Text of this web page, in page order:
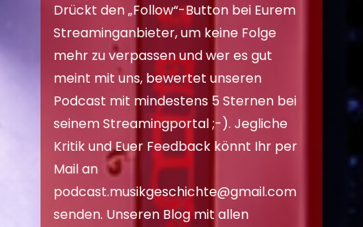
Drückt den „Follow“-Button bei Eurem
Streaminganbieter, um keine Folge
mehr zu verpassen und wer es gut
meint mit uns, bewertet unseren
Podcast mit mindestens 5 Sternen bei
seinem Streamingportal ;-). Jegliche
Kritik und Euer Feedback könnt Ihr per
Mail an
podcast.musikgeschichte@gmail.com
senden. Unseren Blog mit allen